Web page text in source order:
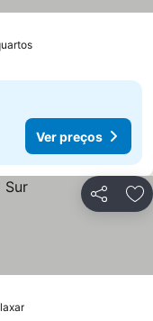
Ver preços
Partilhar